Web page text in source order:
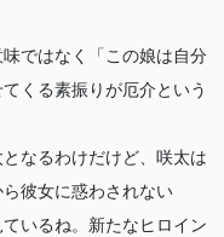
ではなく「この娘は自分
くる素振りが厄介という
なるわけだけど、咲太は
彼女に惑わされない
いるね。新たなヒロイン